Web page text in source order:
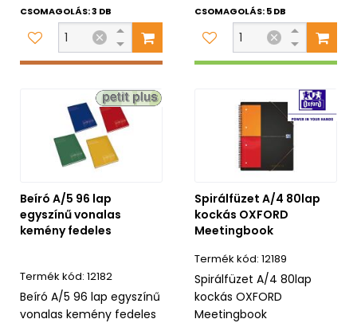
CSOMAGOLÁS: 3 DB CSOMAGOLÁS: 5 DB
Beíró A/5 96 lap
egyszínű vonalas
kemény fedeles
12182
Beíró A/5 96 lap egyszínű
vonalas kemény fedeles
Spirálfüzet A/4 80lap
kockás OXFORD
Meetingbook
12189
Spirálfüzet A/4 80lap
kockás OXFORD
Meetingbook